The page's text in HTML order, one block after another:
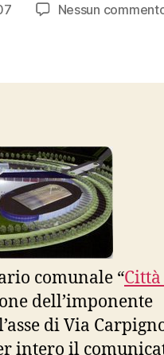
Nessun
comunale “
dell’imponente
di Via
intero il